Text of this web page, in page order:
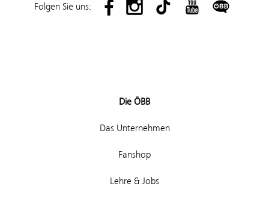
Folgen Sie uns:
Die ÖBB
Das Unternehmen
Fanshop
Lehre & Jobs